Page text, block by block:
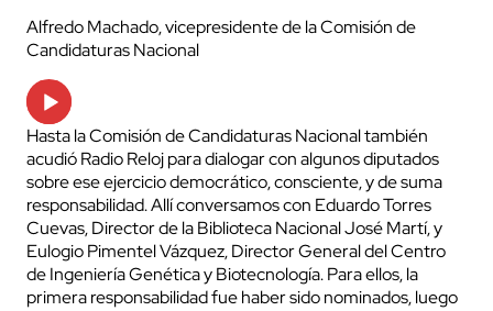
Alfredo Machado, vicepresidente de la Comisión de
Candidaturas Nacional
Audio
Player
Hasta la Comisión de Candidaturas Nacional también
acudió Radio Reloj para dialogar con algunos diputados
sobre ese ejercicio democrático, consciente, y de suma
responsabilidad. Allí conversamos con Eduardo Torres
Cuevas, Director de la Biblioteca Nacional José Martí, y
Eulogio Pimentel Vázquez, Director General del Centro
de Ingeniería Genética y Biotecnología. Para ellos, la
primera responsabilidad fue haber sido nominados, luego